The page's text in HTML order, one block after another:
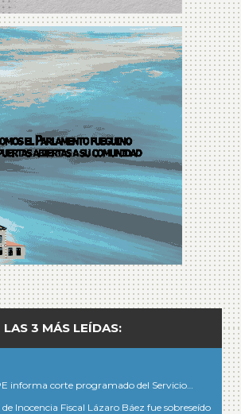
LAS 3 MÁS LEÍDAS:
informa corte programado del Servicio…
Inocencia Fiscal Lázaro Báez fue sobreseído